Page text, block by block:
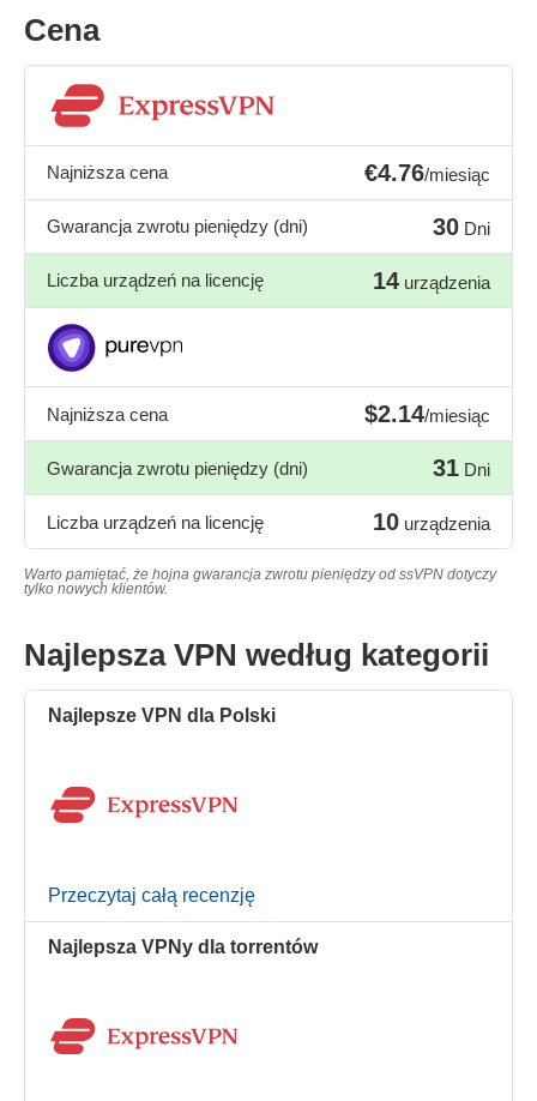
Cena
Najniższa cena €4.76/miesiąc
Gwarancja zwrotu pieniędzy (dni) 30 Dni
Liczba urządzeń na licencję 14 urządzenia
Najniższa cena $2.14/miesiąc
Gwarancja zwrotu pieniędzy (dni) 31 Dni
Liczba urządzeń na licencję 10 urządzenia
Warto pamiętać, że hojna gwarancja zwrotu pieniędzy od ssVPN dotyczy
tylko nowych klientów.
Najlepsza VPN według kategorii
Najlepsze VPN dla Polski
Przeczytaj całą recenzję
Najlepsza VPNy dla torrentów